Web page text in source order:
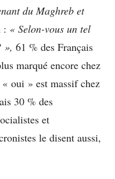
du Maghreb et
: « Selon-vous un tel
», 61 % des Français
marqué encore chez
oui » est massif chez
30 % des
et
le disent aussi,